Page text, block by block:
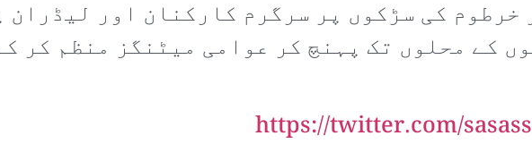
خرطوم کی سڑکوں پر سرگرم کارکنان اور لیڈران
کے محلوں تک پہنچ کر عوامی میٹنگز منظم کر
https://twitter.com/